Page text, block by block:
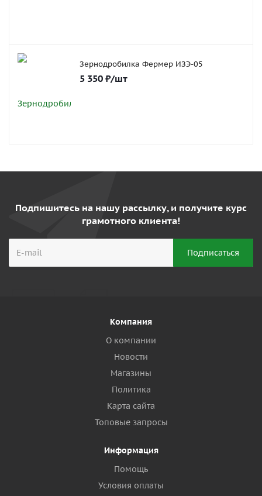
Зернодробилка Фермер ИЗЭ-05
5 350 ₽/шт
Подпишитесь на нашу рассылку, и получите курс
грамотного клиента!
Компания
О компании
Новости
Магазины
Политика
Карта сайта
Топовые запросы
Информация
Помощь
Условия оплаты